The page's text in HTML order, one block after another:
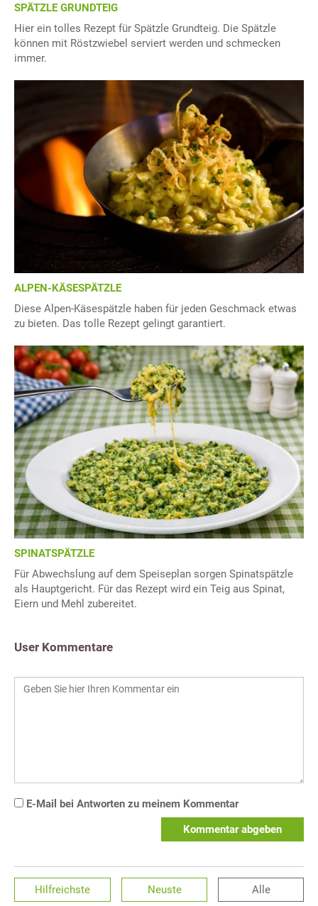
SPÄTZLE GRUNDTEIG
Hier ein tolles Rezept für Spätzle Grundteig. Die Spätzle
können mit Röstzwiebel serviert werden und schmecken
immer.
ALPEN-KÄSESPÄTZLE
Diese Alpen-Käsespätzle haben für jeden Geschmack etwas
zu bieten. Das tolle Rezept gelingt garantiert.
SPINATSPÄTZLE
Für Abwechslung auf dem Speiseplan sorgen Spinatspätzle
als Hauptgericht. Für das Rezept wird ein Teig aus Spinat,
Eiern und Mehl zubereitet.
User Kommentare
E-Mail bei Antworten zu meinem Kommentar
Kommentar abgeben
Hilfreichste Neuste Alle